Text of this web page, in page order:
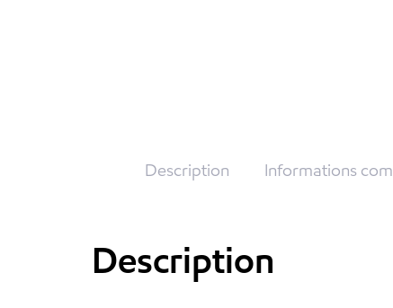
Description Informations
Description